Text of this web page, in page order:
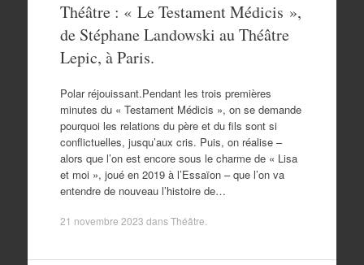
Théâtre : « Le Testament Médicis »,
de Stéphane Landowski au Théâtre
Lepic, à Paris.
Polar réjouissant.Pendant les trois premières
minutes du « Testament Médicis », on se demande
pourquoi les relations du père et du fils sont si
conflictuelles, jusqu’aux cris. Puis, on réalise –
alors que l’on est encore sous le charme de « Lisa
et moi », joué en 2019 à l’Essaïon – que l’on va
entendre de nouveau l’histoire de…
21 novembre 2023 dansThéâtre